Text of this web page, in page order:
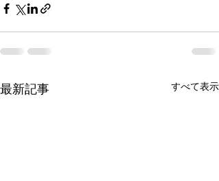
最新記事 すべて表示